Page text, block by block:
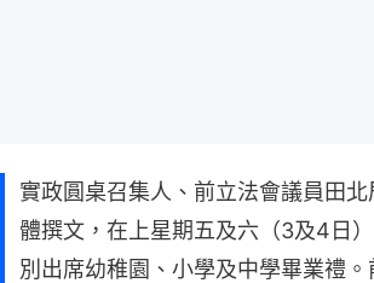
實政圓桌召集人、前立法會議員田
體撰文，在上星期五及六（3及4日
別出席幼稚園、小學及中學畢業禮